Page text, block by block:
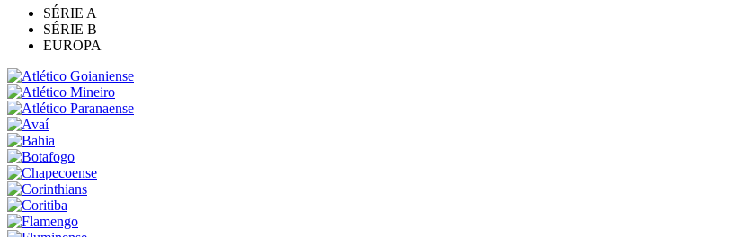
SÉRIE A
SÉRIE B
EUROPA